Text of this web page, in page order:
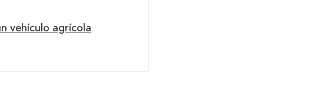
vehículo agrícola